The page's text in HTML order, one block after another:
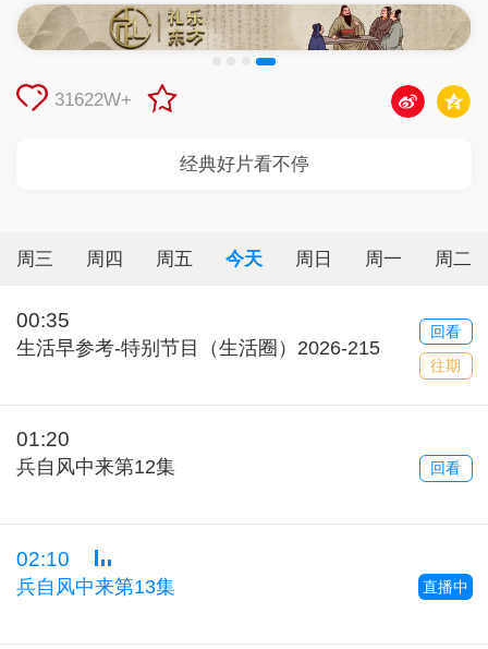
31622W+
周三 周四 周五 今天 周日 周一 周二
00:35
生活早参考-特别节目（生活圈）2026-215
回看
往期
01:20
兵自风中来第12集 回看
02:10
兵自风中来第13集 直播中